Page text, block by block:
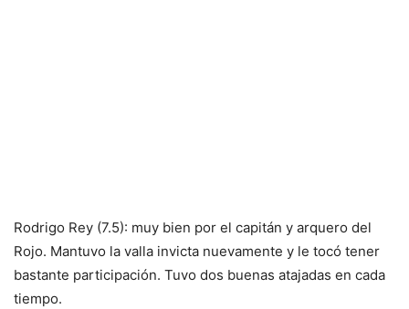
Rodrigo Rey (7.5): muy bien por el capitán y arquero del
Rojo. Mantuvo la valla invicta nuevamente y le tocó tener
bastante participación. Tuvo dos buenas atajadas en cada
tiempo.